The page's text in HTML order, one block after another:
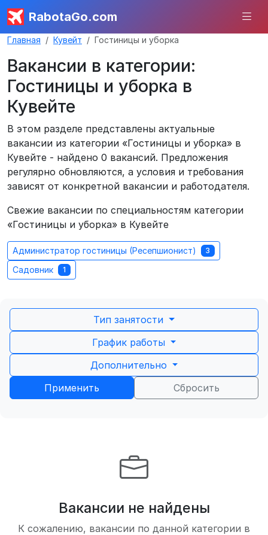
RabotaGo.com
Главная Кувейт Гостиницы и уборка
Вакансии в категории:
Гостиницы и уборка в
Кувейте
В этом разделе представлены актуальные
вакансии из категории «Гостиницы и уборка» в
Кувейте - найдено 0 вакансий. Предложения
регулярно обновляются, а условия и требования
зависят от конкретной вакансии и работодателя.
Свежие вакансии по специальностям категории
«Гостиницы и уборка» в Кувейте
Администратор гостиницы (Ресепшионист) 3
Садовник 1
Тип занятости
График работы
Дополнительно
Применить
Сбросить
Вакансии не найдены
К сожалению, вакансии по данной категории в